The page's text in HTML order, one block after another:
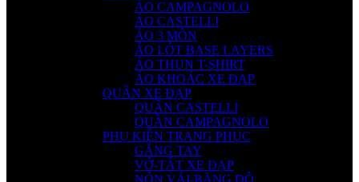
ÁO CAMPAGNOLO
ÁO CASTELLI
ÁO 3 MÔN
ÁO LÓT BASE LAYERS
ÁO THUN T-SHIRT
ÁO KHOÁC XE ĐẠP
QUẦN XE ĐẠP
QUẦN CASTELLI
QUẦN CAMPAGNOLO
PHỤ KIỆN TRANG PHỤC
GĂNG TAY
VỚ-TẤT XE ĐẠP
NÓN VẢI-BĂNG ĐÔ